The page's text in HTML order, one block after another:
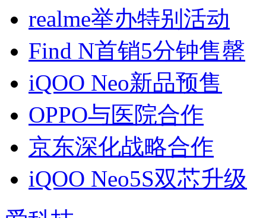
realme举办特别活动
Find N首销5分钟售罄
iQOO Neo新品预售
OPPO与医院合作
京东深化战略合作
iQOO Neo5S双芯升级